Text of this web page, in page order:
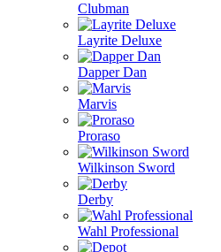
Clubman
Layrite Deluxe
Dapper Dan
Marvis
Proraso
Wilkinson Sword
Derby
Wahl Professional